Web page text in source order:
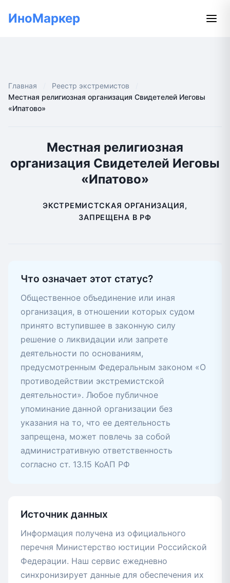
ИноМаркер
Главная
Реестр экстремистов
Местная религиозная организация Свидетелей Иеговы
«Ипатово»
Местная религиозная
организация Свидетелей Иеговы
«Ипатово»
ЭКСТРЕМИСТСКАЯ ОРГАНИЗАЦИЯ,
ЗАПРЕЩЕНА В РФ
Что означает этот статус?
Общественное объединение или иная
организация, в отношении которых судом
принято вступившее в законную силу
решение о ликвидации или запрете
деятельности по основаниям,
предусмотренным Федеральным законом «О
противодействии экстремистской
деятельности». Любое публичное
упоминание данной организации без
указания на то, что ее деятельность
запрещена, может повлечь за собой
административную ответственность
согласно ст. 13.15 КоАП РФ
Источник данных
Информация получена из официального
перечня Министерство юстиции Российской
Федерации. Наш сервис ежедневно
синхронизирует данные для обеспечения их